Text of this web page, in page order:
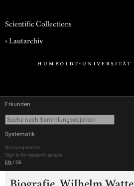
Scientific Collections
›Lautarchiv
Erkunden
Systematik
Nutzungsrechte
Sign in for research access
EN / DE